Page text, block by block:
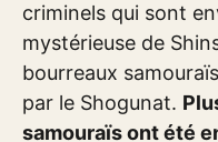
criminels qui sont
mystérieuse de
bourreaux
par le Shogunat.
samouraïs ont été